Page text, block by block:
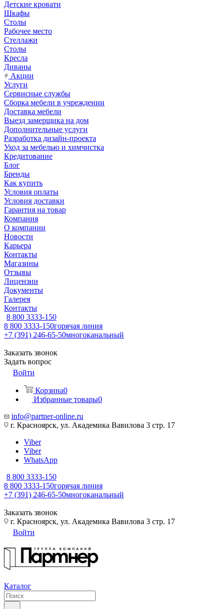
Детские кровати
Шкафы
Столы
Рабочее место
Стеллажи
Столы
Кресла
Диваны
Акции
Услуги
Сервисные службы
Сборка мебели в учреждении
Доставка мебели
Выезд замерщика на дом
Дополнительные услуги
Разработка дизайн-проекта
Уход за мебелью и химчистка
Кредитование
Блог
Бренды
Как купить
Условия оплаты
Условия доставки
Гарантия на товар
Компания
О компании
Новости
Карьера
Контакты
Магазины
Отзывы
Лицензии
Документы
Галерея
Контакты
8 800 3333-150
8 800 3333-150горячая линия
+7 (391) 246-65-50многоканальный
Заказать звонок
Задать вопрос
Войти
Корзина0
Избранные товары0
info@partner-online.ru
г. Красноярск, ул. Академика Вавилова 3 стр. 17
Viber
Viber
WhatsApp
8 800 3333-150
8 800 3333-150горячая линия
+7 (391) 246-65-50многоканальный
Заказать звонок
г. Красноярск, ул. Академика Вавилова 3 стр. 17
Войти
Каталог